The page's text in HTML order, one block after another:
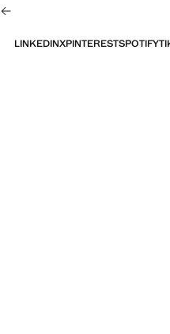
SPOTIFY
PINTEREST
X
LINKEDIN